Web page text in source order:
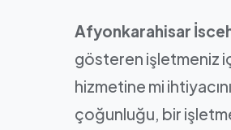
Afyonkarahisar
gösteren işletmeniz
hizmetine mi
çoğunluğu, bir